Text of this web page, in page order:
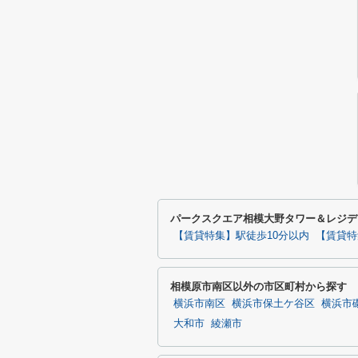
パークスクエア相模大野タワー＆レジ
【賃貸特集】駅徒歩10分以内 【賃貸
相模原市南区以外の市区町村から探す
横浜市南区 横浜市保土ケ谷区
横浜市
大和市 綾瀬市